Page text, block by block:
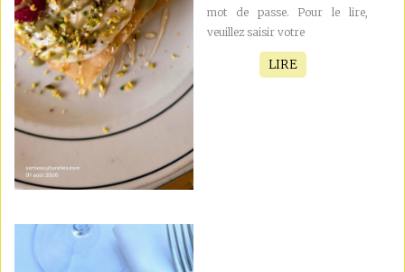
mot de passe. Pour le lire,
veuillez saisir votre
LIRE